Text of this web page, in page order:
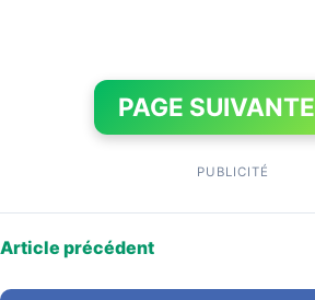
PAGE SUIVANTE
PUBLICITÉ
Article précédent